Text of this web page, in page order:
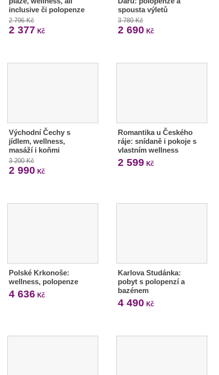
inclusive či polopenze
2 796 Kč
2 377 Kč
spousta výletů
3 780 Kč
2 690 Kč
Východní Čechy s
jídlem, wellness,
masáží i koňmi
3 200 Kč
2 990 Kč
Romantika u Českého
ráje: snídaně i pokoje s
vlastním wellness
2 599 Kč
Polské Krkonoše:
wellness, polopenze
4 636 Kč
Karlova Studánka:
pobyt s polopenzí a
bazénem
4 490 Kč